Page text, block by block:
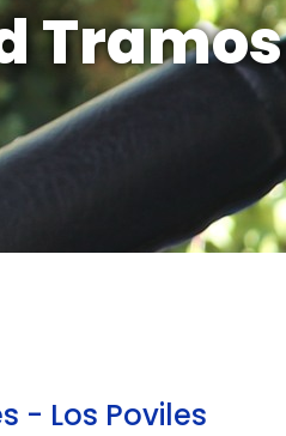
Tramos
- Los Poviles